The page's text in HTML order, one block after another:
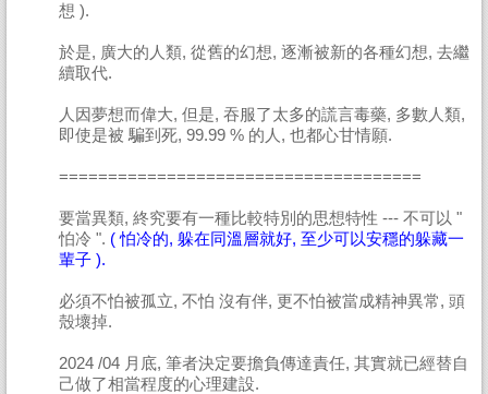
想 ).
於是, 廣大的人類, 從舊的幻想, 逐漸被新的各種幻想, 去繼
續取代.
人因夢想而偉大, 但是, 吞服了太多的謊言毒藥, 多數人類,
即使是被 騙到死, 99.99 % 的人, 也都心甘情願.
=====================================
要當異類, 終究要有一種比較特別的思想特性 --- 不可以 "
怕冷 ". ( 怕冷的, 躲在同溫層就好, 至少可以安穩的躲藏一
輩子 ).
必須不怕被孤立, 不怕 沒有伴, 更不怕被當成精神異常, 頭
殼壞掉.
2024 /04 月底, 筆者決定要擔負傳達責任, 其實就已經替自
己做了相當程度的心理建設.